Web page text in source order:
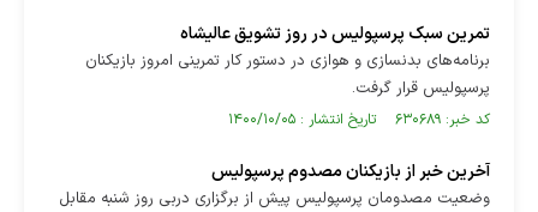
تمرین سبک پرسپولیس در روز تشویق عالیشاه
برنامه‌های بدنسازی و هوازی در دستور کار تمرینی امروز بازیکنان
پرسپولیس قرار گرفت.
کد خبر: ۶۳۰۶۸۹ تاریخ انتشار : ۱۴۰۰/۱۰/۰۵
آخرین خبر از بازیکنان مصدوم پرسپولیس
وضعیت مصدومان پرسپولیس پیش از برگزاری دربی روز شنبه مقابل